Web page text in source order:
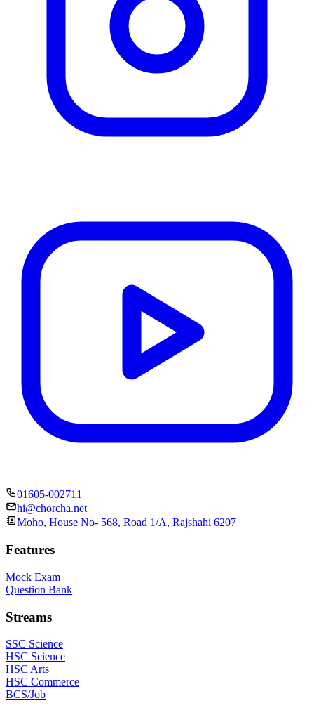
01605-002711
hi@chorcha.net
Moho, House No- 568, Road 1/A, Rajshahi 6207
Features
Mock Exam
Question Bank
Streams
SSC Science
HSC Science
HSC Arts
HSC Commerce
BCS/Job